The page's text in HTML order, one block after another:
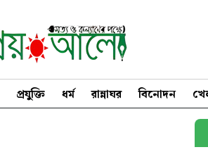
প্রযুক্তি ধর্ম রান্নাঘর বিনোদন